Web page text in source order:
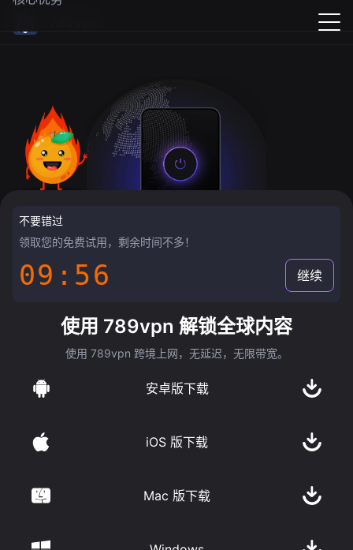
不要错过
领取您的免费试用，剩余时间不多！
09:55 继续
使用 789vpn 解锁全球内容
使用 789vpn 跨境上网，无延迟，无限带宽。
安卓版下载
iOS 版下载
Mac 版下载